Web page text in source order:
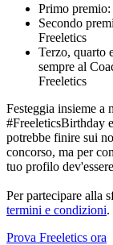
Primo
Secondo
Freeletics
Terzo, quarto
sempre al
Freeletics
Festeggia insieme a
#FreeleticsBirthday
potrebbe finire sui
concorso, ma per
tuo profilo
Per partecipare alla
termini e condizioni.
Prova Freeletics ora